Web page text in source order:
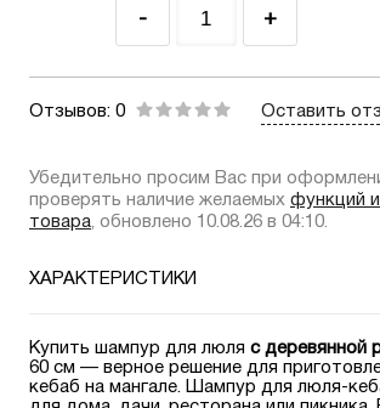
- +
Отзывов: 0
Оставить
Убедительно просим Вас при
проверять наличие желаемых функций
товара, обновлено 10.08.26 в 04:10.
ХАРАКТЕРИСТИКИ
Купить шампур для люля с деревянной
60 см — верное решение для
кебаб на мангале. Шампур для люля-